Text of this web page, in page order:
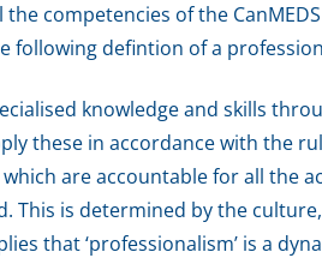
competencies of the
following defintion of a
knowledge and skills
these in accordance with the
are accountable for all the
This is determined by the
that ‘professionalism’ is a